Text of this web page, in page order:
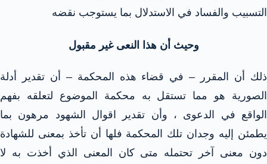
التسبيب والفساد في الاستدلال بما يستوجب نقضه
وحيث أن هذا النعى غير مقبول
ذلك أن المقرر – في قضاء هذه المحكمة – أن تقدير أدلة
الصورية هو مما تستقل به محكمة الموضوع لتعلقه بفهم
الواقع في الدعوى ، وأن تقدير اقوال الشهود مرهون بما
يطمئن إليه وجدان تلك المحكمة فلها أن تأخذ بمعنى للشهادة
دون معنى آخر تحتمله متى كان المعنى الذي أخذت به لا